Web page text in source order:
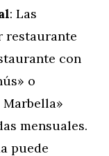
: Las
restaurante
con
o
mensuales.
puede